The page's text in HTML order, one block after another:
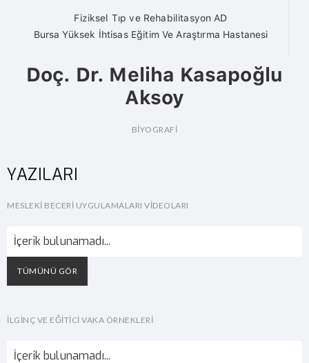
Fiziksel Tıp ve Rehabilitasyon AD
Bursa Yüksek İhtisas Eğitim Ve Araştırma Hastanesi
Doç. Dr. Meliha Kasapoğlu
Aksoy
BİYOGRAFİ
YAZILARI
MESLEKI BECERI UYGULAMALARI VIDEOLARI
İçerik bulunamadı...
TÜMÜNÜ GÖR
İLGINÇ VE EĞITICI VAKA ÖRNEKLERI
İçerik bulunamadı...